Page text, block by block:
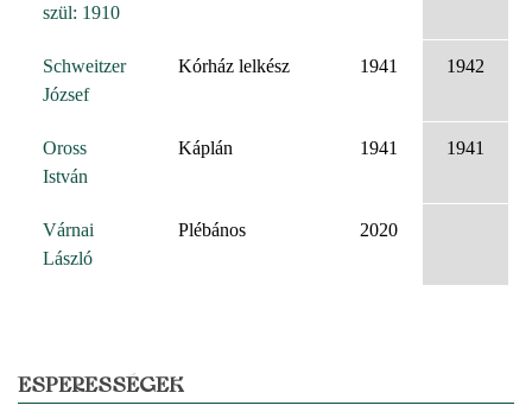
szül: 1910
Schweitzer
József
Kórház lelkész 1941 1942
Oross
István
Káplán 1941 1941
Várnai
László
Plébános 2020
ESPERESSÉGEK